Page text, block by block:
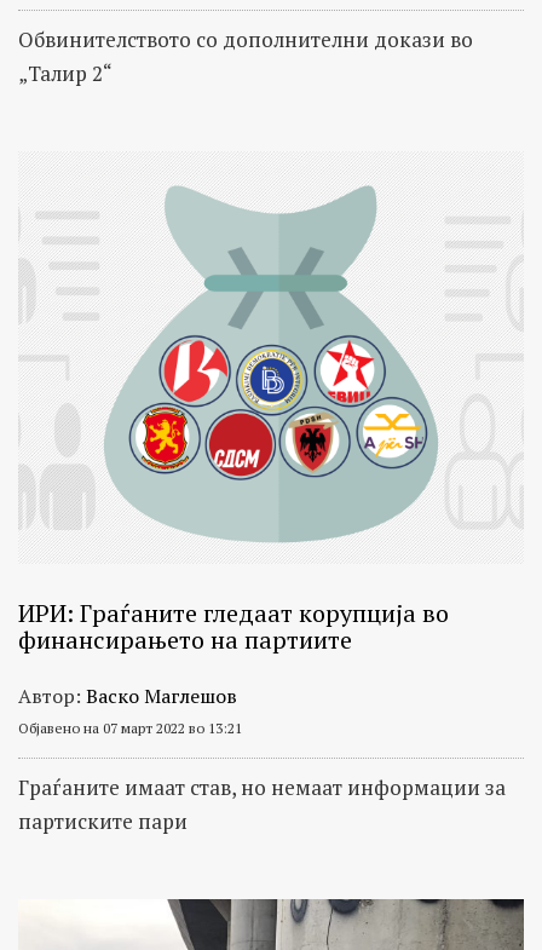
Обвинителството со дополнителни докази во
„Талир 2“
ИРИ: Граѓаните гледаат корупција во
финансирањето на партиите
Автор: Васко Маглешов
Објавено на 07 март 2022 во 13:21
Граѓаните имаат став, но немаат информации за
партиските пари